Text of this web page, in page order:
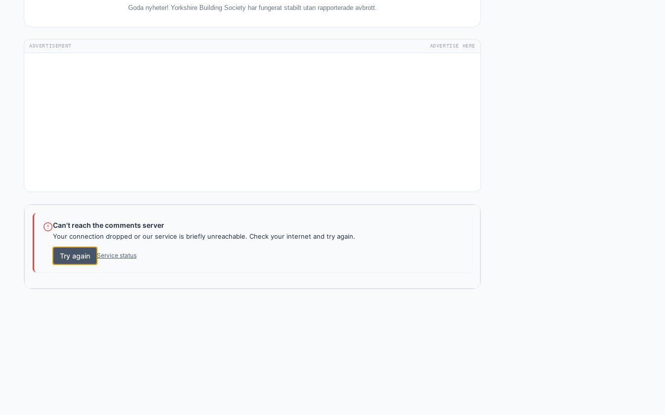
Goda nyheter! Yorkshire Building Society har fungerat stabilt utan rapporterade avbrott.
ADVERTISEMENT ADVERTISE HERE
Can't reach the comments server
Your connection dropped or our service is briefly unreachable. Check your internet and try again.
Try again Service status